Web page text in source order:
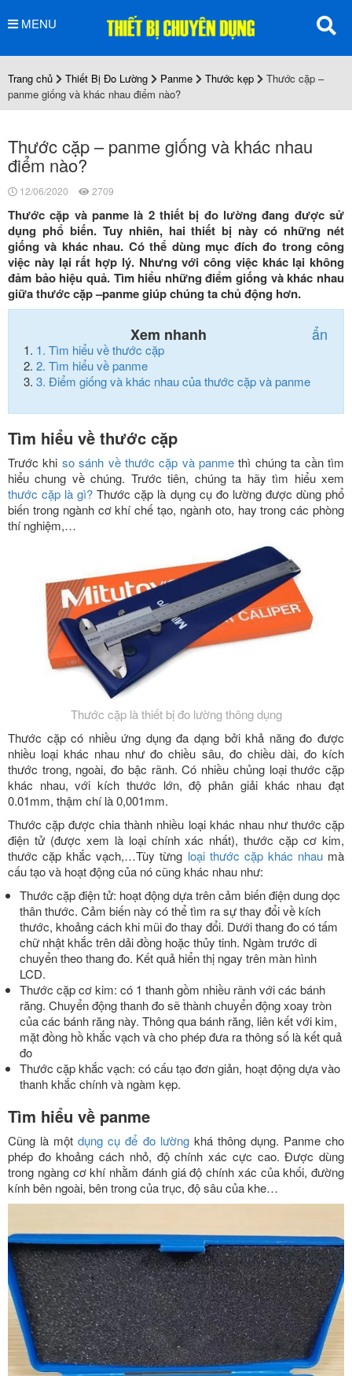
MENU
Trang chủ Thiết Bị Đo Lường Panme Thước kẹp
Thước cặp –
panme giống và khác nhau điểm nào?
Thước cặp – panme giống và khác nhau
điểm nào?
12/06/2020 2709
Thước cặp và panme là 2 thiết bị đo lường đang được sử
dụng phổ biến. Tuy nhiên, hai thiết bị này có những nét
giống và khác nhau. Có thể dùng mục đích đo trong công
việc này lại rất hợp lý. Nhưng với công việc khác lại không
đảm bảo hiệu quả. Tìm hiểu những điểm giống và khác nhau
giữa thước cặp –panme giúp chúng ta chủ động hơn.
Xem nhanh ẩn
1. Tìm hiểu về thước cặp
2. Tìm hiểu về panme
3. Điểm giống và khác nhau của thước cặp và panme
Tìm hiểu về thước cặp
Trước khi so sánh về thước cặp và panme thì chúng ta cần tìm
hiểu chung về chúng. Trước tiên, chúng ta hãy tìm hiểu xem
thước cặp là gì? Thước cặp là dụng cụ đo lường được dùng phổ
biến trong ngành cơ khí chế tạo, ngành oto, hay trong các phòng
thí nghiệm,…
Thước cặp là thiết bị đo lường thông dụng
Thước cặp có nhiều ứng dụng đa dạng bởi khả năng đo được
nhiều loại khác nhau như đo chiều sâu, đo chiều dài, đo kích
thước trong, ngoài, đo bậc rãnh. Có nhiều chủng loại thước cặp
khác nhau, với kích thước lớn, độ phân giải khác nhau đạt
0.01mm, thậm chí là 0,001mm.
Thước cặp được chia thành nhiều loại khác nhau như thước cặp
điện tử (được xem là loại chính xác nhất), thước cặp cơ kim,
thước cặp khắc vạch,…Tùy từng loại thước cặp khác nhaumà
cấu tạo và hoạt động của nó cũng khác nhau như:
Thước cặp điện tử: hoạt động dựa trên cảm biến điện dung dọc
thân thước. Cảm biến này có thể tìm ra sự thay đổi về kích
thước, khoảng cách khi mũi đo thay đổi. Dưới thang đo có tấm
chữ nhật khắc trên dải đồng hoặc thủy tinh. Ngàm trước di
chuyển theo thang đo. Kết quả hiển thị ngay trên màn hình
LCD.
Thước cặp cơ kim: có 1 thanh gồm nhiều rãnh với các bánh
răng. Chuyển động thanh đo sẽ thành chuyển động xoay tròn
của các bánh răng này. Thông qua bánh răng, liên kết với kim,
mặt đồng hồ khắc vạch và cho phép đưa ra thông số là kết quả
đo
Thước cặp khắc vạch: có cấu tạo đơn giản, hoạt động dựa vào
thanh khắc chính và ngàm kẹp.
Tìm hiểu về panme
Cũng là mộtdụng cụ để đo lườngkhá thông dụng. Panme cho
phép đo khoảng cách nhỏ, độ chính xác cực cao. Được dùng
trong ngàng cơ khí nhằm đánh giá độ chính xác của khối, đường
kính bên ngoài, bên trong của trục, độ sâu của khe…